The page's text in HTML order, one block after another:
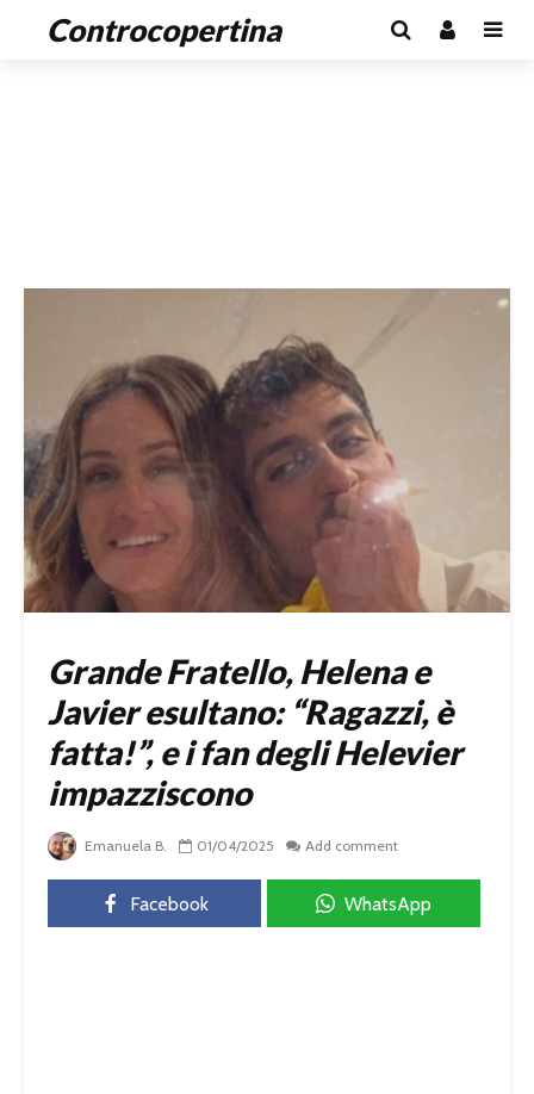
Controcopertina
Grande Fratello, Helena e
Javier esultano: “Ragazzi, è
fatta!”, e i fan degli Helevier
impazziscono
Emanuela B. 01/04/2025 Add comment
Facebook WhatsApp